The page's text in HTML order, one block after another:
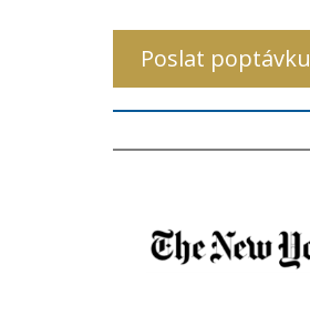
Poslat poptávku